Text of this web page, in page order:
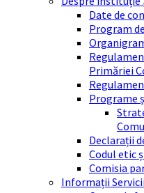
Date de
Program
Primăriei
Programe
Declarații
Codul etic
Comisia
Informații